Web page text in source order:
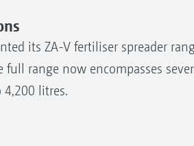
its ZA-V fertiliser spreader
range now encompasses
litres.